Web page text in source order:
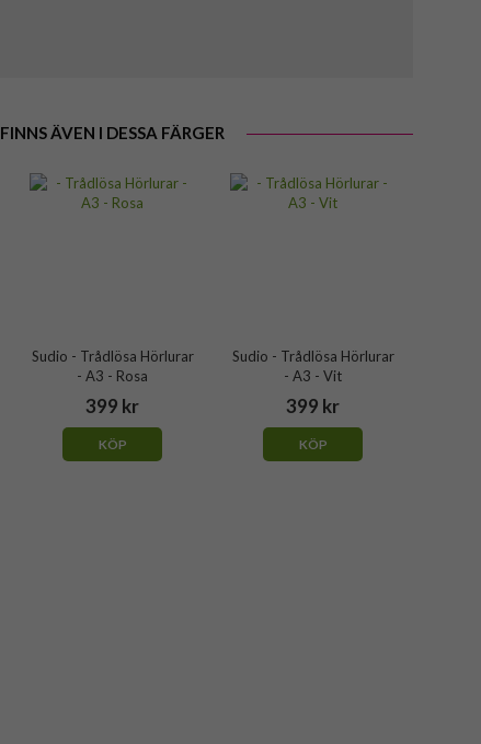
FINNS ÄVEN I DESSA FÄRGER
Sudio - Trådlösa Hörlurar
- A3 - Rosa
399 kr
KÖP
Sudio - Trådlösa Hörlurar
- A3 - Vit
399 kr
KÖP